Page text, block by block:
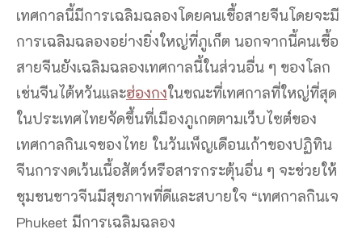
เทศกาลนี้มีการเฉลิมฉลองโดยคนเชื้อสายจีนโดยจะมี
การเฉลิมฉลองอย่างยิ่งใหญ่ที่ภูเก็ต นอกจากนี้คนเชื้อ
สายจีนยังเฉลิมฉลองเทศกาลนี้ในส่วนอื่น ๆ ของโลก
เช่นจีนไต้หวันและฮ่องกงในขณะที่เทศกาลที่ใหญ่ที่สุด
ในประเทศไทยจัดขึ้นที่เมืองภูเกตตามเว็บไซต์ของ
เทศกาลกินเจของไทย ในวันเพ็ญเดือนเก้าของปฏิทิน
จีนการงดเว้นเนื้อสัตว์หรือสารกระตุ้นอื่น ๆ จะช่วยให้
ชุมชนชาวจีนมีสุขภาพที่ดีและสบายใจ “เทศกาลกินเจ
Phukeet มีการเฉลิมฉลอง